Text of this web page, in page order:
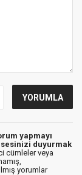
yapmayı
duyurmak
cümleler veya
yorumlar